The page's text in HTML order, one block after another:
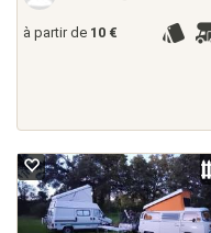
à partir de 10 €